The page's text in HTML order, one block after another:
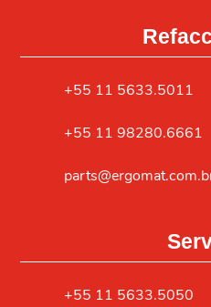
+55 11 5633.5011
+55 11 98280.6661
+55 11 5633.5050